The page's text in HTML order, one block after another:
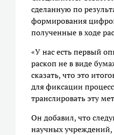
сделанную по
формирования
полученные в ходе
«У нас есть первый
раскоп не в виде
сказать, что это
для фиксации
транслировать эту
Он добавил, что
научных учреждений,